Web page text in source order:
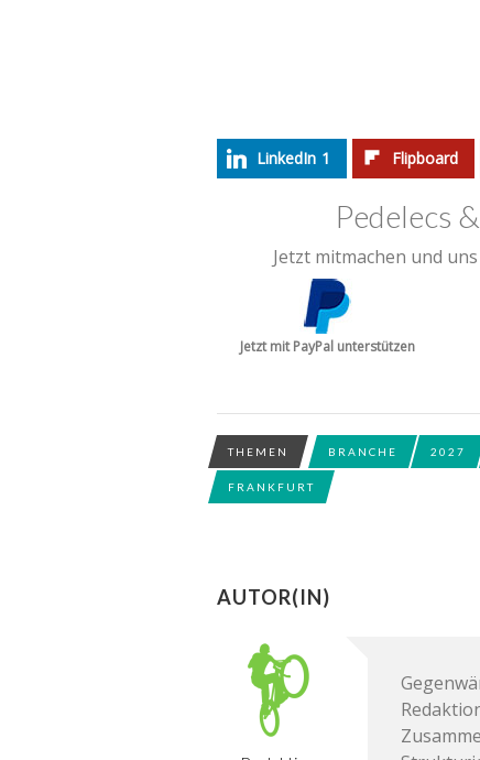
LinkedIn 1 Flipboard
Pedelecs
Jetzt mitmachen und
Jetzt mit PayPal unterstützen
THEMEN BRANCHE 2027
FRANKFURT
AUTOR(IN)